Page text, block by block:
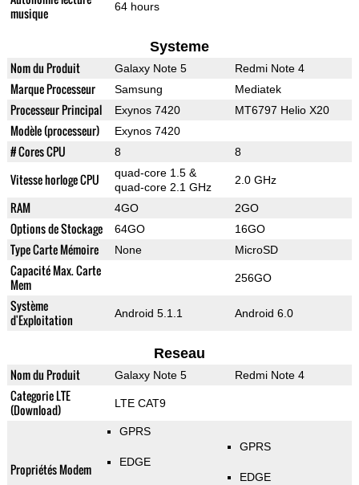
musique
64 hours
Systeme
Nom du Produit Galaxy Note 5 Redmi Note 4
Marque Processeur Samsung Mediatek
Processeur Principal Exynos 7420 MT6797 Helio X20
Modèle (processeur) Exynos 7420
# Cores CPU 8 8
Vitesse horloge CPU
quad-core 1.5 &
quad-core 2.1 GHz
2.0 GHz
RAM 4GO 2GO
Options de Stockage 64GO 16GO
Type Carte Mémoire None MicroSD
Capacité Max. Carte
Mem
256GO
Système
d'Exploitation
Android 5.1.1 Android 6.0
Reseau
Nom du Produit Galaxy Note 5 Redmi Note 4
Categorie LTE
(Download)
LTE CAT9
Propriétés Modem
GPRS
EDGE
GPRS
EDGE